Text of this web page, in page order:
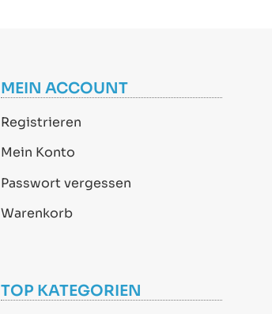
MEIN ACCOUNT
Registrieren
Mein Konto
Passwort vergessen
Warenkorb
TOP KATEGORIEN